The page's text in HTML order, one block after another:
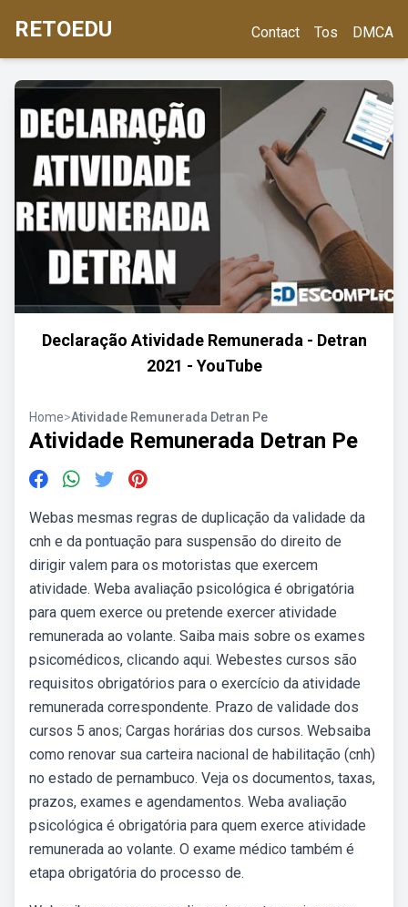
RETOEDU Contact Tos DMCA
Declaração Atividade Remunerada - Detran
2021 - YouTube
Home>Atividade Remunerada Detran Pe
Atividade Remunerada Detran Pe
Webas mesmas regras de duplicação da validade da
cnh e da pontuação para suspensão do direito de
dirigir valem para os motoristas que exercem
atividade. Weba avaliação psicológica é obrigatória
para quem exerce ou pretende exercer atividade
remunerada ao volante. Saiba mais sobre os exames
psicomédicos, clicando aqui. Webestes cursos são
requisitos obrigatórios para o exercício da atividade
remunerada correspondente. Prazo de validade dos
cursos 5 anos; Cargas horárias dos cursos. Websaiba
como renovar sua carteira nacional de habilitação (cnh)
no estado de pernambuco. Veja os documentos, taxas,
prazos, exames e agendamentos. Weba avaliação
psicológica é obrigatória para quem exerce atividade
remunerada ao volante. O exame médico também é
etapa obrigatória do processo de.